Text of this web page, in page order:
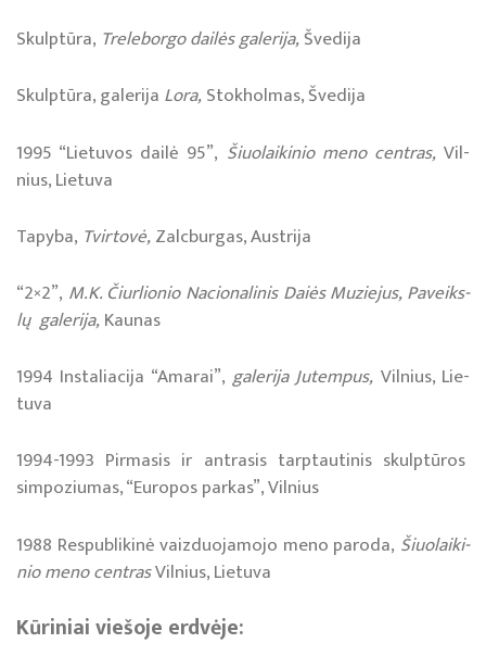
Skulp­tū­ra, Trel­e­bor­go dai­lės ga­le­ri­ja,Šve­di­ja
Skulp­tū­ra, ga­le­ri­ja Lo­ra,Stok­hol­mas, Šve­di­ja
1995 “Lie­tu­vos dai­lė 95”, Šiuo­lai­ki­nio me­no cen­tras,Vil­
nius, Lie­tu­va
Ta­py­ba, Tvir­to­vė,Zalc­bur­gas, Aust­ri­ja
“2×2”, M.K. Čiur­lio­nio Na­cio­na­li­nis Daiės Mu­zie­jus, Pa­veiks­
lų ga­le­ri­ja,Kau­nas
1994 Ins­ta­lia­ci­ja “Ama­rai”, ga­le­ri­ja Ju­tem­pus, Vil­nius, Lie­
tu­va
1994-1993 Pir­ma­sis ir ant­ra­sis tarp­tau­ti­nis skulp­tū­ros
sim­po­ziu­mas, “Eu­ro­pos parkas”, Vil­nius
1988 Res­pub­li­ki­nė vaiz­duo­ja­mo­jo me­no pa­ro­da, Šiuo­lai­ki­
nio me­no cen­trasVil­nius, Lietuva
Kūriniai viešoje erdvėje: